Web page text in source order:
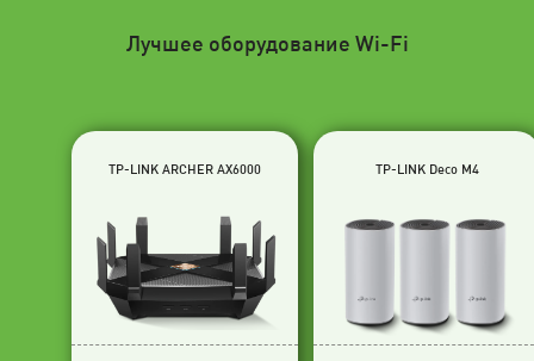
Лучшее оборудование Wi-Fi
TP-LINK ARCHER AX6000 TP-LINK Deco M4